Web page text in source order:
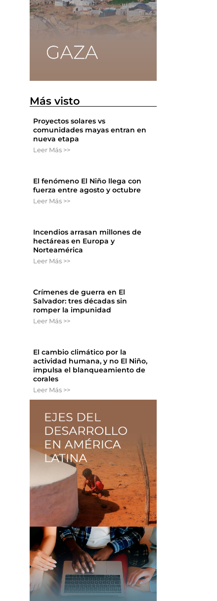
Más visto
Proyectos solares vs
comunidades mayas entran en
nueva etapa
Leer Más >>
El fenómeno El Niño llega con
fuerza entre agosto y octubre
Leer Más >>
Incendios arrasan millones de
hectáreas en Europa y
Norteamérica
Leer Más >>
Crímenes de guerra en El
Salvador: tres décadas sin
romper la impunidad
Leer Más >>
El cambio climático por la
actividad humana, y no El Niño,
impulsa el blanqueamiento de
corales
Leer Más >>